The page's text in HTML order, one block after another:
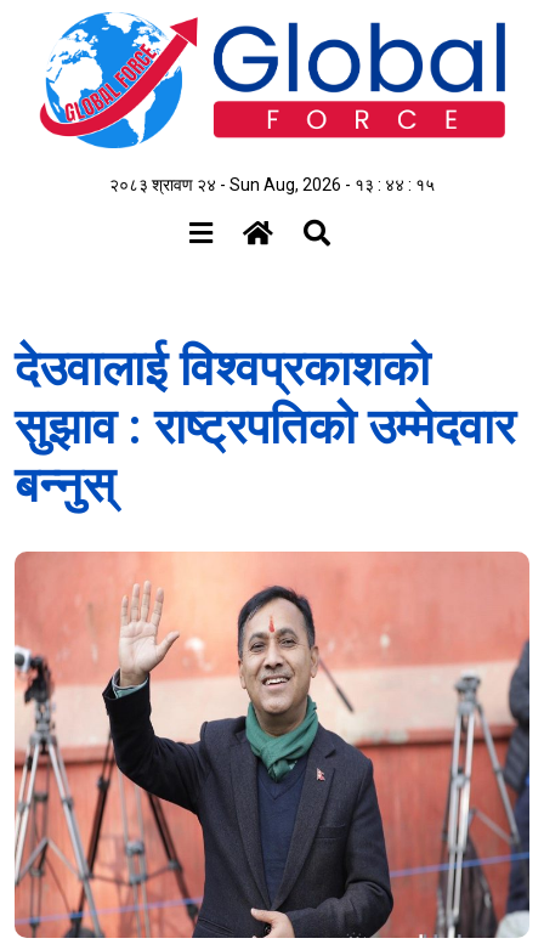
२०८३ श्रावण २४ - Sun Aug, 2026 - १३ : ४४ : १६
देउवालाई विश्वप्रकाशको
सुझाव : राष्ट्रपतिको उम्मेदवार
बन्नुस्